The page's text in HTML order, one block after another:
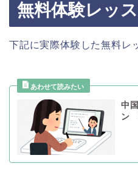
無料体験レッ
下記に実際体験した無料レ
中
ン